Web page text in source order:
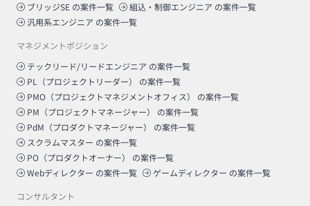
ブリッジSE の案件一覧 組込・制御エンジニア の案件一覧
汎用系エンジニア の案件一覧
マネジメントポジション
テックリード/リードエンジニア の案件一覧
PL（プロジェクトリーダー）
の案件一覧
PMO（プロジェクトマネジメントオフィス）
の案件一覧
PM（プロジェクトマネージャー）
の案件一覧
PdM（プロダクトマネージャー）
の案件一覧
スクラムマスター の案件一覧
PO（プロダクトオーナー）
の案件一覧
Webディレクター の案件一覧 ゲームディレクター の案件一覧
コンサルタント